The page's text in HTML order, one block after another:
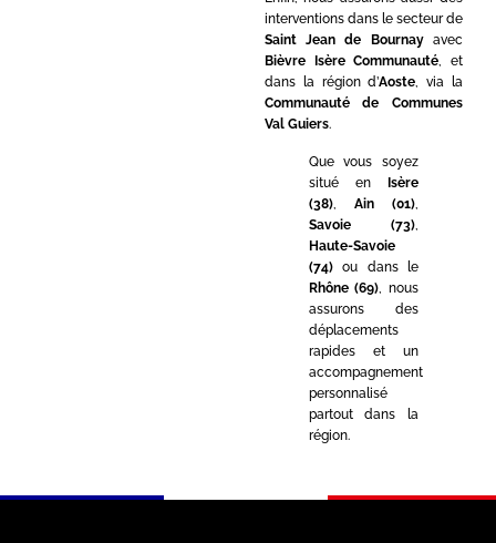
interventions dans le secteur de
Saint Jean de Bournayavec
Bièvre Isère Communauté, et
dans la région d’Aoste, via la
Communauté de Communes
Val Guiers.
Que vous soyez
situé en Isère
(38), Ain (01)
Savoie (73)
Haute-Savoie
(74)ou dans le
Rhône (69) , nous
assurons des
déplacements
rapides et un
accompagnement
personnalisé
partout dans la
région.